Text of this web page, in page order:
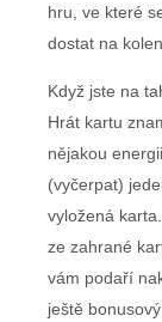
hru, ve které
dostat na
Když jste na
Hrát kartu
nějakou
(vyčerpat)
vyložená
ze zahrané
vám podaří
ještě